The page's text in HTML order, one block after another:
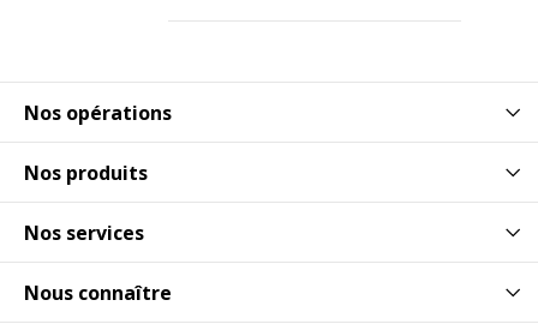
Nos opérations
Nos produits
Nos services
Nous connaître